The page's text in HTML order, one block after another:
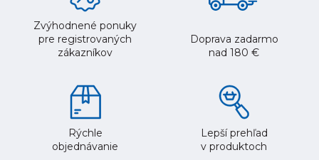
Zvýhodnené ponuky
pre registrovaných
zákazníkov
Doprava zadarmo
nad 180 €
Rýchle
objednávanie
Lepší prehľad
v produktoch